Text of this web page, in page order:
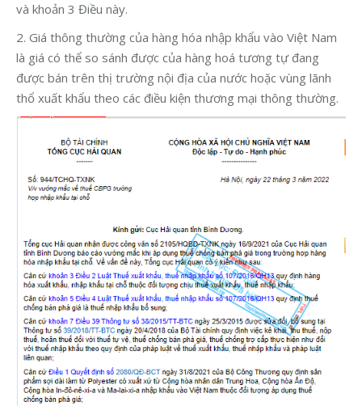
và khoản 3 Điều này.
2. Giá thông thường của hàng hóa nhập khẩu vào Việt Nam
là giá có thể so sánh được của hàng hoá tương tự đang
được bán trên thị trường nội địa của nước hoặc vùng lãnh
thổ xuất khẩu theo các điều kiện thương mại thông thường.